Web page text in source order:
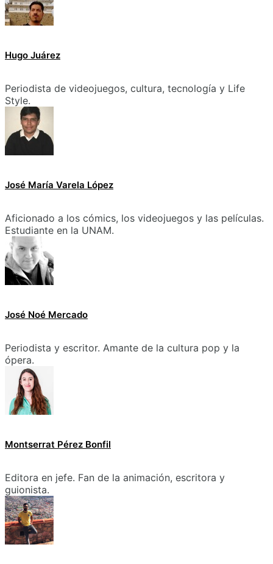
Hugo Juárez
Periodista de videojuegos, cultura, tecnología y Life
Style.
José María Varela López
Aficionado a los cómics, los videojuegos y las películas.
Estudiante en la UNAM.
José Noé Mercado
Periodista y escritor. Amante de la cultura pop y la
ópera.
Montserrat Pérez Bonfil
Editora en jefe. Fan de la animación, escritora y
guionista.